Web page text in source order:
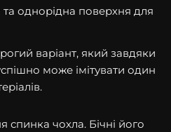
та однорідна поверхня для
варіант, який завдяки
може імітувати один
спинка чохла. Бічні його